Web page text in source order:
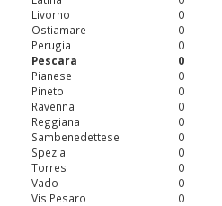
0
Livorno
0
Ostiamare
0
Perugia
0
Pescara
0
Pianese
0
Pineto
0
Ravenna
0
Reggiana
0
Sambenedettese
0
Spezia
0
Torres
0
Vado
0
Vis Pesaro